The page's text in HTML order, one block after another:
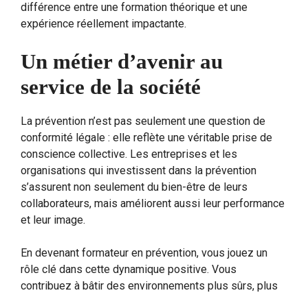
différence entre une formation théorique et une
expérience réellement impactante.
Un métier d’avenir au
service de la société
La prévention n’est pas seulement une question de
conformité légale : elle reflète une véritable prise de
conscience collective. Les entreprises et les
organisations qui investissent dans la prévention
s’assurent non seulement du bien-être de leurs
collaborateurs, mais améliorent aussi leur performance
et leur image.
En devenant formateur en prévention, vous jouez un
rôle clé dans cette dynamique positive. Vous
contribuez à bâtir des environnements plus sûrs, plus